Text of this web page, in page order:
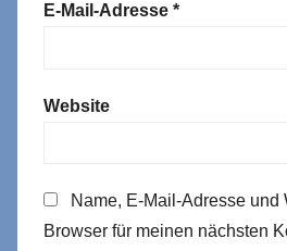
E-Mail-Adresse *
Website
Name, E-Mail-Adresse und
Browser für meinen nächsten